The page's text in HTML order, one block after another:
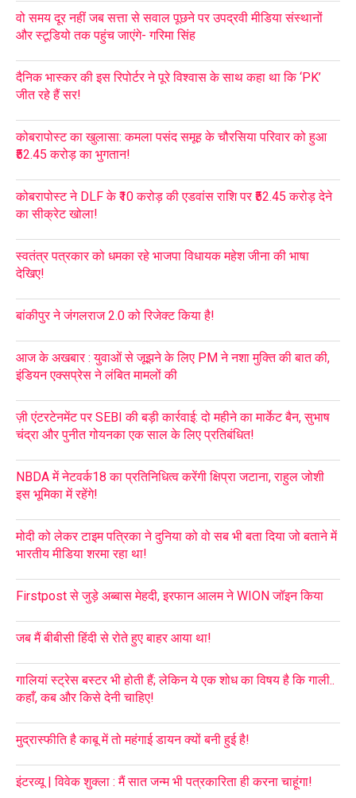
वो समय दूर नहीं जब सत्ता से सवाल पूछने पर उपद्रवी मीडिया संस्थानों
और स्टूडियो तक पहुंच जाएंगे- गरिमा सिंह
दैनिक भास्कर की इस रिपोर्टर ने पूरे विश्वास के साथ कहा था कि ‘PK’
जीत रहे हैं सर!
कोबरापोस्ट का खुलासा: कमला पसंद समूह के चौरसिया परिवार को हुआ
₹52.45 करोड़ का भुगतान!
कोबरापोस्ट ने DLF के ₹10 करोड़ की एडवांस राशि पर ₹52.45 करोड़ देने
का सीक्रेट खोला!
स्वतंत्र पत्रकार को धमका रहे भाजपा विधायक महेश जीना की भाषा
देखिए!
बांकीपुर ने जंगलराज 2.0 को रिजेक्ट किया है!
आज के अखबार : युवाओं से जूझने के लिए PM ने नशा मुक्ति की बात की,
इंडियन एक्सप्रेस ने लंबित मामलों की
ज़ी एंटरटेनमेंट पर SEBI की बड़ी कार्रवाई: दो महीने का मार्केट बैन, सुभाष
चंद्रा और पुनीत गोयनका एक साल के लिए प्रतिबंधित!
NBDA में नेटवर्क18 का प्रतिनिधित्व करेंगी क्षिप्रा जटाना, राहुल जोशी
इस भूमिका में रहेंगे!
मोदी को लेकर टाइम पत्रिका ने दुनिया को वो सब भी बता दिया जो बताने में
भारतीय मीडिया शरमा रहा था!
Firstpost से जुड़े अब्बास मेहदी, इरफान आलम ने WION जॉइन किया
जब मैं बीबीसी हिंदी से रोते हुए बाहर आया था!
गालियां स्ट्रेस बस्टर भी होती हैं; लेकिन ये एक शोध का विषय है कि गाली..
कहाँ, कब और किसे देनी चाहिए!
मुद्रास्फीति है काबू में तो महंगाई डायन क्यों बनी हुई है!
इंटरव्यू | विवेक शुक्ला : मैं सात जन्म भी पत्रकारिता ही करना चाहूंगा!